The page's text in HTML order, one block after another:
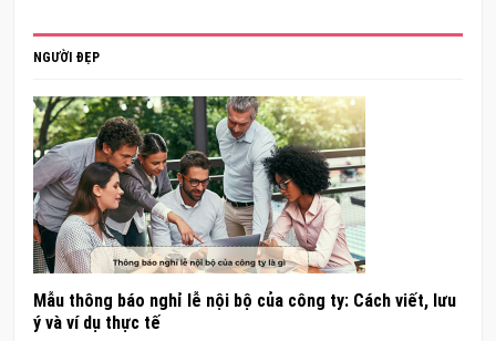
NGƯỜI ĐẸP
Mẫu thông báo nghỉ lễ nội bộ của công ty: Cách viết, lưu
ý và ví dụ thực tế